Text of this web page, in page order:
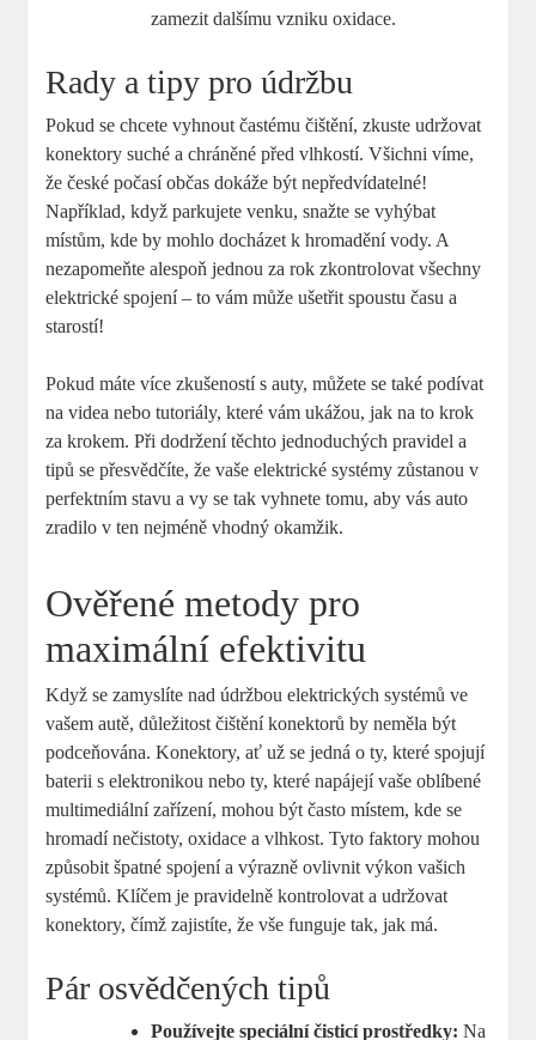
zamezit dalšímu vzniku oxidace.
Rady a tipy pro údržbu
Pokud se chcete vyhnout častému čištění, zkuste udržovat
konektory suché a chráněné před vlhkostí. Všichni víme,
že české počasí občas dokáže být nepředvídatelné!
Například, když parkujete venku, snažte se vyhýbat
místům, kde by mohlo docházet k hromadění vody. A
nezapomeňte alespoň jednou za rok zkontrolovat všechny
elektrické spojení – to vám může ušetřit spoustu času a
starostí!
Pokud máte více zkušeností s auty, můžete se také podívat
na videa nebo tutoriály, které vám ukážou, jak na to krok
za krokem. Při dodržení těchto jednoduchých pravidel a
tipů se přesvědčíte, že vaše elektrické systémy zůstanou v
perfektním stavu a vy se tak vyhnete tomu, aby vás auto
zradilo v ten nejméně vhodný okamžik.
Ověřené metody pro
maximální efektivitu
Když se zamyslíte nad údržbou elektrických systémů ve
vašem autě, důležitost čištění konektorů by neměla být
podceňována. Konektory, ať už se jedná o ty, které spojují
baterii s elektronikou nebo ty, které napájejí vaše oblíbené
multimediální zařízení, mohou být často místem, kde se
hromadí nečistoty, oxidace a vlhkost. Tyto faktory mohou
způsobit špatné spojení a výrazně ovlivnit výkon vašich
systémů. Klíčem je pravidelně kontrolovat a udržovat
konektory, čímž zajistíte, že vše funguje tak, jak má.
Pár osvědčených tipů
Používejte speciální čisticí prostředky: Na